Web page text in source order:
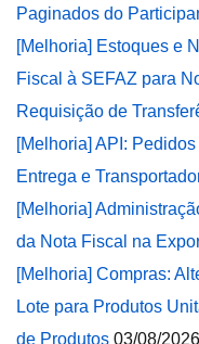
Paginados do
[Melhoria] Estoques e
Fiscal à SEFAZ para
Requisição de
[Melhoria] API:
Entrega e
[Melhoria]
da Nota Fiscal na
[Melhoria] Compras:
Lote para Produtos
de Produtos 03/08/2026